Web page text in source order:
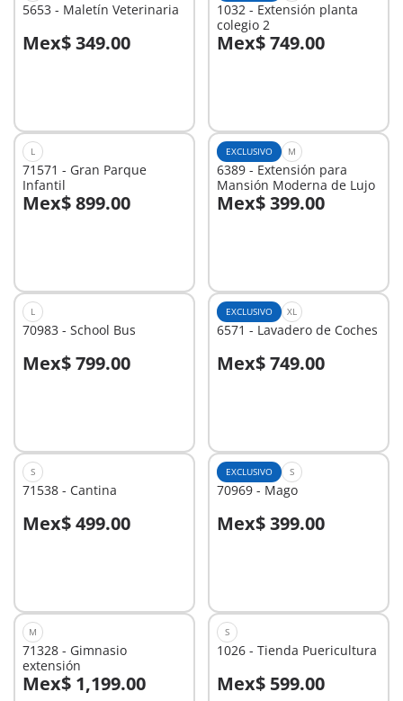
5653 - Maletín Veterinaria
Mex$ 349.00
A la cesta
1032 - Extensión planta
colegio 2
Mex$ 749.00
A la cesta
L
71571 - Gran Parque
Infantil
Mex$ 899.00
A la cesta
EXCLUSIVO M
6389 - Extensión para
Mansión Moderna de Lujo
Mex$ 399.00
A la cesta
L
70983 - School Bus
Mex$ 799.00
A la cesta
EXCLUSIVO XL
6571 - Lavadero de Coches
Mex$ 749.00
A la cesta
S
71538 - Cantina
Mex$ 499.00
A la cesta
EXCLUSIVO S
70969 - Mago
Mex$ 399.00
A la cesta
M
71328 - Gimnasio
extensión
Mex$ 1,199.00
A la cesta
S
1026 - Tienda Puericultura
Mex$ 599.00
A la cesta